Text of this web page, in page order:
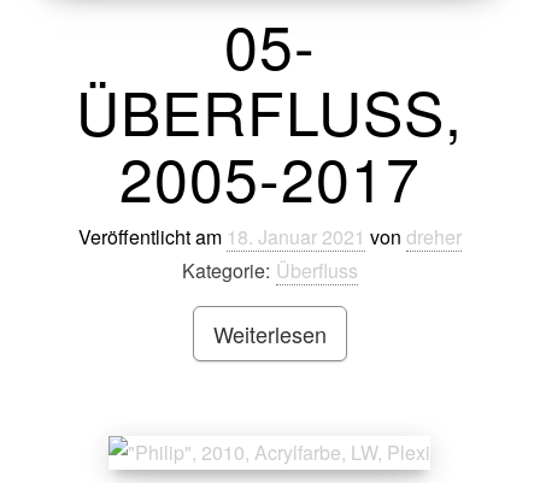
05-
ÜBERFLUSS,
2005-2017
Veröffentlicht am 18. Januar 2021 von dreher
Kategorie: Überfluss
Weiterlesen